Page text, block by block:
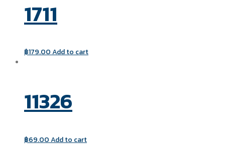
1711
฿179.00Add to cart
11326
฿69.00Add to cart